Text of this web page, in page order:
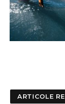
ARTICOLE